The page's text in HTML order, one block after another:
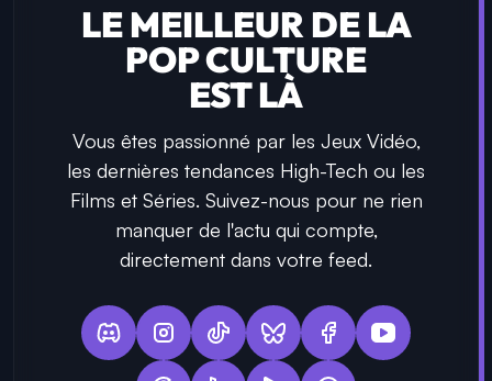
LE MEILLEUR DE LA
POP CULTURE
EST LÀ
Vous êtes passionné par les Jeux Vidéo,
les dernières tendances High-Tech ou les
Films et Séries. Suivez-nous pour ne rien
manquer de l'actu qui compte,
directement dans votre feed.